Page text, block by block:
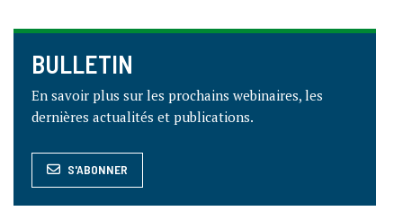
BULLETIN
En savoir plus sur les prochains webinaires, les
dernières actualités et publications.
S'ABONNER